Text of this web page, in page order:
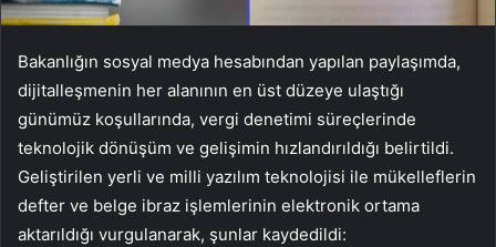
Bakanlığın sosyal medya hesabından yapılan paylaşımda,
dijitalleşmenin her alanının en üst düzeye ulaştığı
günümüz koşullarında, vergi denetimi süreçlerinde
teknolojik dönüşüm ve gelişimin hızlandırıldığı belirtildi.
Geliştirilen yerli ve milli yazılım teknolojisi ile mükelleflerin
defter ve belge ibraz işlemlerinin elektronik ortama
aktarıldığı vurgulanarak, şunlar kaydedildi: